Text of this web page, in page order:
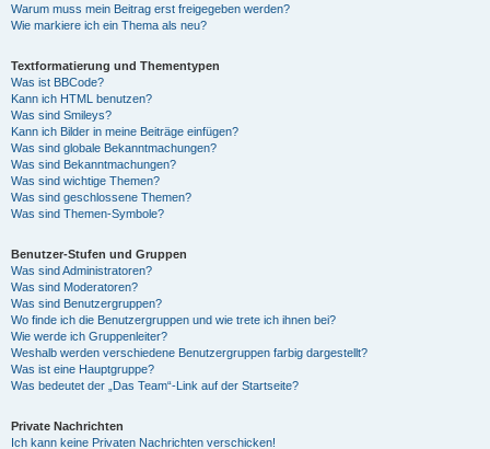
Warum muss mein Beitrag erst freigegeben werden?
Wie markiere ich ein Thema als neu?
Textformatierung und Thementypen
Was ist BBCode?
Kann ich HTML benutzen?
Was sind Smileys?
Kann ich Bilder in meine Beiträge einfügen?
Was sind globale Bekanntmachungen?
Was sind Bekanntmachungen?
Was sind wichtige Themen?
Was sind geschlossene Themen?
Was sind Themen-Symbole?
Benutzer-Stufen und Gruppen
Was sind Administratoren?
Was sind Moderatoren?
Was sind Benutzergruppen?
Wo finde ich die Benutzergruppen und wie trete ich ihnen bei?
Wie werde ich Gruppenleiter?
Weshalb werden verschiedene Benutzergruppen farbig dargestellt?
Was ist eine Hauptgruppe?
Was bedeutet der „Das Team“-Link auf der Startseite?
Private Nachrichten
Ich kann keine Privaten Nachrichten verschicken!